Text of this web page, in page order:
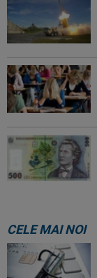
CELE MAI NOI